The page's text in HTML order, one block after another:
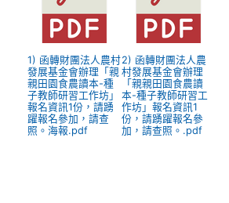
1) 函轉財團法人農村
發展基金會辦理「親
親田園食農讀本-種
子教師研習工作坊」
報名資訊1份，請踴
躍報名參加，請查
照。海報.pdf
2) 函轉財團法人農
村發展基金會辦理
「親親田園食農讀
本-種子教師研習工
作坊」報名資訊1
份，請踴躍報名參
加，請查照。.pdf